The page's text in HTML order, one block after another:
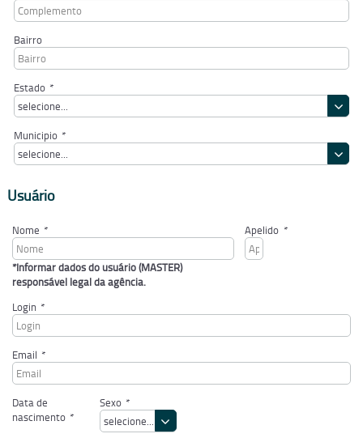
Bairro
Estado *
selecione...
Municipio *
selecione...
Usuário
Nome *
*Informar dados do usuário (MASTER)
responsável legal da agência.
Apelido *
Login *
Email *
Data de
nascimento *
Sexo *
selecione...